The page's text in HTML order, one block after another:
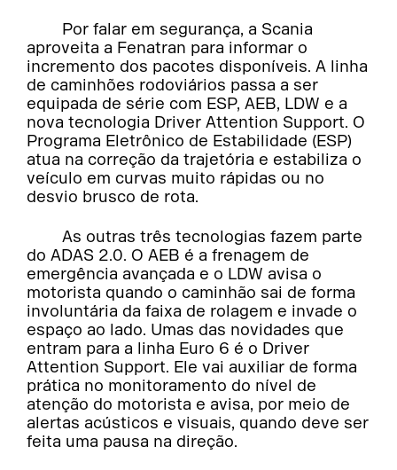
Por falar em segurança, a Scania
aproveita a Fenatran para informar o
incremento dos pacotes disponíveis. A linha
de caminhões rodoviários passa a ser
equipada de série com ESP, AEB, LDW e a
nova tecnologia Driver Attention Support. O
Programa Eletrônico de Estabilidade (ESP)
atua na correção da trajetória e estabiliza o
veículo em curvas muito rápidas ou no
desvio brusco de rota.
As outras três tecnologias fazem parte
do ADAS 2.0. O AEB é a frenagem de
emergência avançada e o LDW avisa o
motorista quando o caminhão sai de forma
involuntária da faixa de rolagem e invade o
espaço ao lado. Umas das novidades que
entram para a linha Euro 6 é o Driver
Attention Support. Ele vai auxiliar de forma
prática no monitoramento do nível de
atenção do motorista e avisa, por meio de
alertas acústicos e visuais, quando deve ser
feita uma pausa na direção.